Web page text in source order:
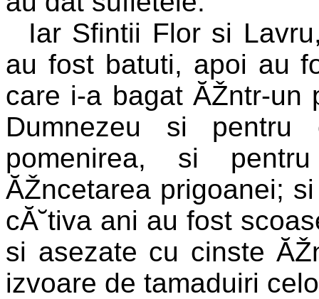
Iar Sfintii Flor si
au fost batuti, apoi au
care i-a bagat ĂŽntr-un
Dumnezeu si
pomenirea, si
ĂŽncetarea prigoanei;
cĂ˘tiva ani au fost
si asezate cu cinste
izvoare de tamaduiri